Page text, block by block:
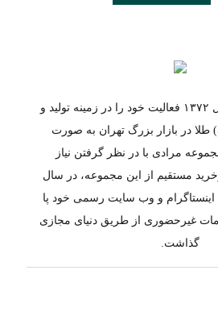
مجموعه مرادی از سال ۱۳۷۲ فعالیت خود را در زمینه تولید و
در بازار بزرگ تهران به صورت
مرادی با در نظر گرفتن نیاز
مستقیم از این مجموعه، در سال
پیج اینستاگرام و وب سایت رسمی خود پا
غیرحضوری از طریق دنیای مجازی
گذاشت.